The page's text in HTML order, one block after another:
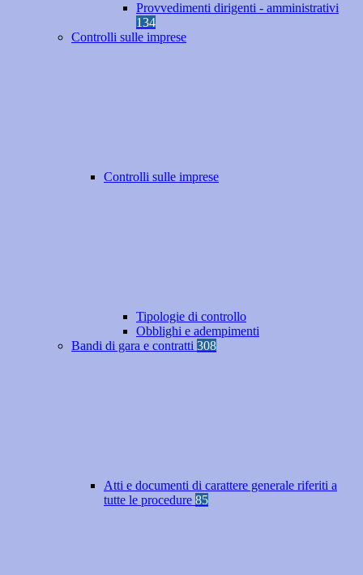
Provvedimenti dirigenti - amministrativi
134
Controlli sulle imprese
Controlli sulle imprese
Tipologie di controllo
Obblighi e adempimenti
Bandi di gara e contratti 308
Atti e documenti di carattere generale riferiti a
tutte le procedure 85